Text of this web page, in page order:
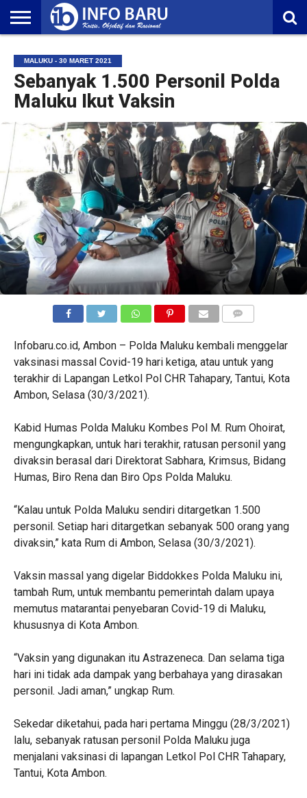
NASIONAL
AMBONIA
MALUKU
EKONOMI
POLITIK
OLAHRAGA
LIFESTYLE
REDAKSI
MALUKU - 30 MARET 2021
Sebanyak 1.500 Personil Polda
Maluku Ikut Vaksin
Infobaru.co.id, Ambon – Polda Maluku kembali menggelar
vaksinasi massal Covid-19 hari ketiga, atau untuk yang
terakhir di Lapangan Letkol Pol CHR Tahapary, Tantui, Kota
Ambon, Selasa (30/3/2021).
Kabid Humas Polda Maluku Kombes Pol M. Rum Ohoirat,
mengungkapkan, untuk hari terakhir, ratusan personil yang
divaksin berasal dari Direktorat Sabhara, Krimsus, Bidang
Humas, Biro Rena dan Biro Ops Polda Maluku.
“Kalau untuk Polda Maluku sendiri ditargetkan 1.500
personil. Setiap hari ditargetkan sebanyak 500 orang yang
divaksin,” kata Rum di Ambon, Selasa (30/3/2021).
Vaksin massal yang digelar Biddokkes Polda Maluku ini,
tambah Rum, untuk membantu pemerintah dalam upaya
memutus matarantai penyebaran Covid-19 di Maluku,
khususnya di Kota Ambon.
“Vaksin yang digunakan itu Astrazeneca. Dan selama tiga
hari ini tidak ada dampak yang berbahaya yang dirasakan
personil. Jadi aman,” ungkap Rum.
Sekedar diketahui, pada hari pertama Minggu (28/3/2021)
lalu, sebanyak ratusan personil Polda Maluku juga
menjalani vaksinasi di lapangan Letkol Pol CHR Tahapary,
Tantui, Kota Ambon.